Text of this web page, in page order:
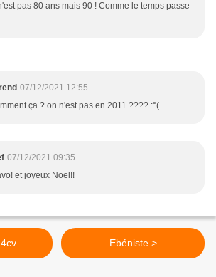
pas 80 ans mais 90 ! Comme le temps passe
07/12/2021 12:55
ça ? on n'est pas en 2011 ???? :°(
07/12/2021 09:35
et joyeux Noel!!
Ebéniste >